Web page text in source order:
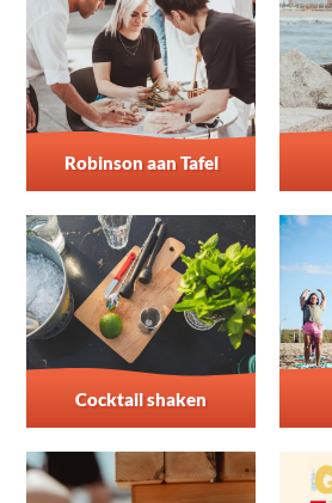
Robinson aan Tafel
Cocktail shaken